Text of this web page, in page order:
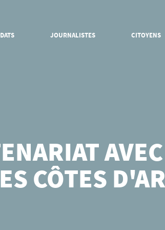
JOURNALISTES CITOYENS
et les
Innovation pour construire
relation de confiance avec les
consommateurs
Innovation pour valoriser les
CÔTES